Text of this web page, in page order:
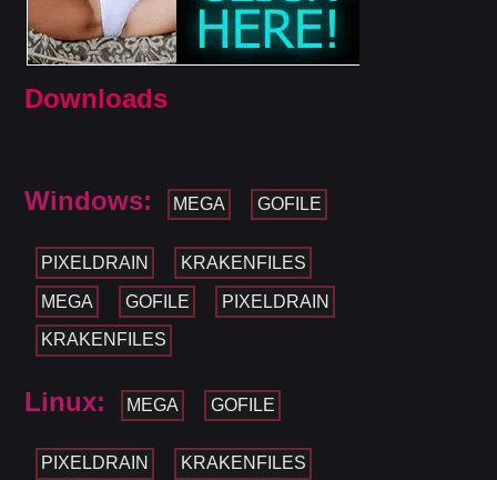
Downloads
Windows: MEGA GOFILE
PIXELDRAIN KRAKENFILES
MEGA GOFILE PIXELDRAIN
KRAKENFILES
Linux: MEGA GOFILE
PIXELDRAIN KRAKENFILES